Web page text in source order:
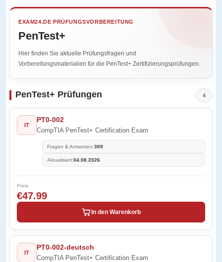
EXAM24.DE PRÜFUNGSVORBEREITUNG
PenTest+
Hier finden Sie aktuelle Prüfungsfragen und
Vorbereitungsmaterialien für die PenTest+ Zertifizierungsprüfungen.
PenTest+ Prüfungen 4
IT
PT0-002
CompTIA PenTest+ Certification Exam
Fragen & Antworten:309
Aktualisiert:04.08.2026
Preis
€47.99
In den Warenkorb
IT
PT0-002-deutsch
CompTIA PenTest+ Certification Exam